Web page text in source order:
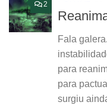
2
Fala
para
para
surgiu